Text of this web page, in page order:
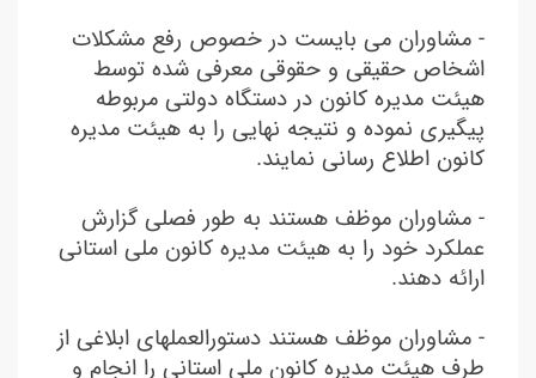
- مشاوران می بایست در خصوص رفع مشکلات
اشخاص حقیقی و حقوقی معرفی شده توسط
هیئت مدیره کانون در دستگاه دولتی مربوطه
پیگیری نموده و نتیجه نهایی را به هیئت مدیره
کانون اطلاع رسانی نمایند.
- مشاوران موظف هستند به طور فصلی گزارش
عملکرد خود را به هیئت مدیره کانون ملی استانی
ارائه دهند.
- مشاوران موظف هستند دستورالعملهای ابلاغی از
طرف هیئت مدیره کانون ملی استانی را انجام و